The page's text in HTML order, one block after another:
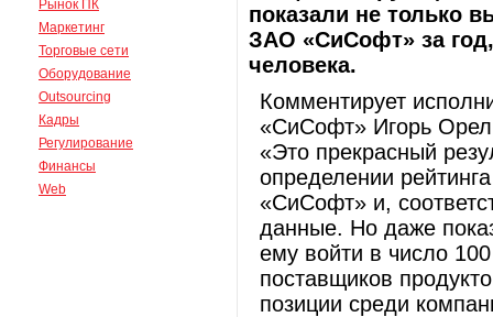
Рынок ПК
Маркетинг
Торговые сети
Оборудование
Outsourcing
Кадры
Регулирование
Финансы
Web
показали не только
ЗАО «СиСофт» за
человека.
Комментирует
«СиСофт» Игорь
«Это прекрасный
определении
«СиСофт» и,
данные. Но даже
ему войти в число
поставщиков
позиции среди